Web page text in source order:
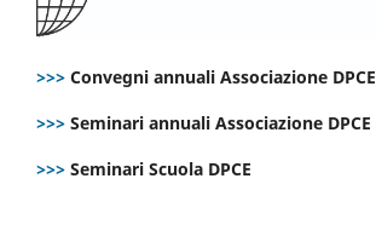
>>> Convegni annuali Associazione DPCE
>>> Seminari annuali Associazione DPCE
>>> Seminari Scuola DPCE